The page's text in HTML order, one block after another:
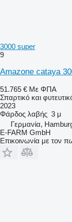
3000 super
9
Amazone cataya
51.765 € Με ΦΠΑ
Σπαρτικό και
2023
Φάρδος λαβής 3 μ
Γερμανία,
E-FARM GmbH
Επικοινωνία με τον